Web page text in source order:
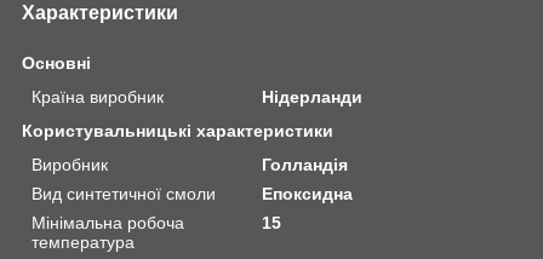
Характеристики
Основні
Країна виробник
Нідерланди
Користувальницькі характеристики
Виробник
Голландія
Вид синтетичної смоли
Епоксидна
Мінімальна робоча
температура
15